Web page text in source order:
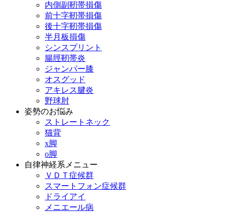
内側副靭帯損傷
前十字靭帯損傷
後十字靭帯損傷
半月板損傷
シンスプリント
腸脛靭帯炎
ジャンパー膝
オスグッド
アキレス腱炎
野球肘
姿勢のお悩み
ストレートネック
猫背
x脚
o脚
自律神経系メニュー
ＶＤＴ症候群
スマートフォン症候群
ドライアイ
メニエール病